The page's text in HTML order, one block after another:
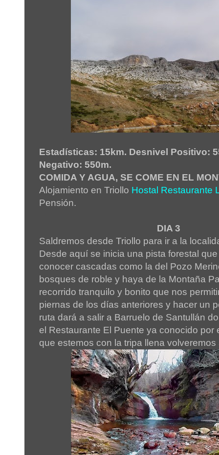
Estadísticas: 15km. Desnivel Positivo:
Negativo: 550m.
COMIDA Y AGUA, SE COME EN EL
Alojamiento en Triollo Hostal Restaurante
Pensión.
DIA 3
Saldremos desde Triollo para ir a la
Desde aquí se inicia una pista forestal
conocer cascadas como la del Pozo
bosques de roble y haya de la Montaña
recorrido tranquilo y bonito que nos
piernas de los días anteriores y hacer un
ruta dará a salir a Barruelo de Santullán
el Restaurante El Puente ya conocido por
que estemos con la tripa llena volveremos